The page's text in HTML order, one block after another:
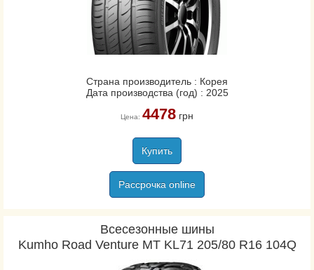
Страна производитель : Корея
Дата производства (год) : 2025
Цена: 4478грн
Купить
Рассрочка online
Всесезонные шины
Kumho Road Venture MT KL71 205/80 R16 104Q